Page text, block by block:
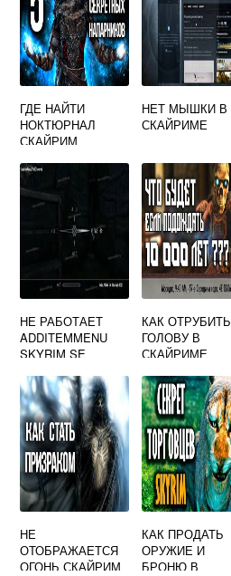
ГДЕ НАЙТИ
НОКТЮРНАЛ
СКАЙРИМ
НЕТ МЫШКИ В
СКАЙРИМЕ
НЕ РАБОТАЕТ
ADDITEMMENU
SKYRIM SE
КАК ОТРУБИТЬ
ГОЛОВУ В
СКАЙРИМЕ
НЕ
ОТОБРАЖАЕТСЯ
ОГОНЬ СКАЙРИМ
КАК ПРОДАТЬ
ОРУЖИЕ И
БРОНЮ В